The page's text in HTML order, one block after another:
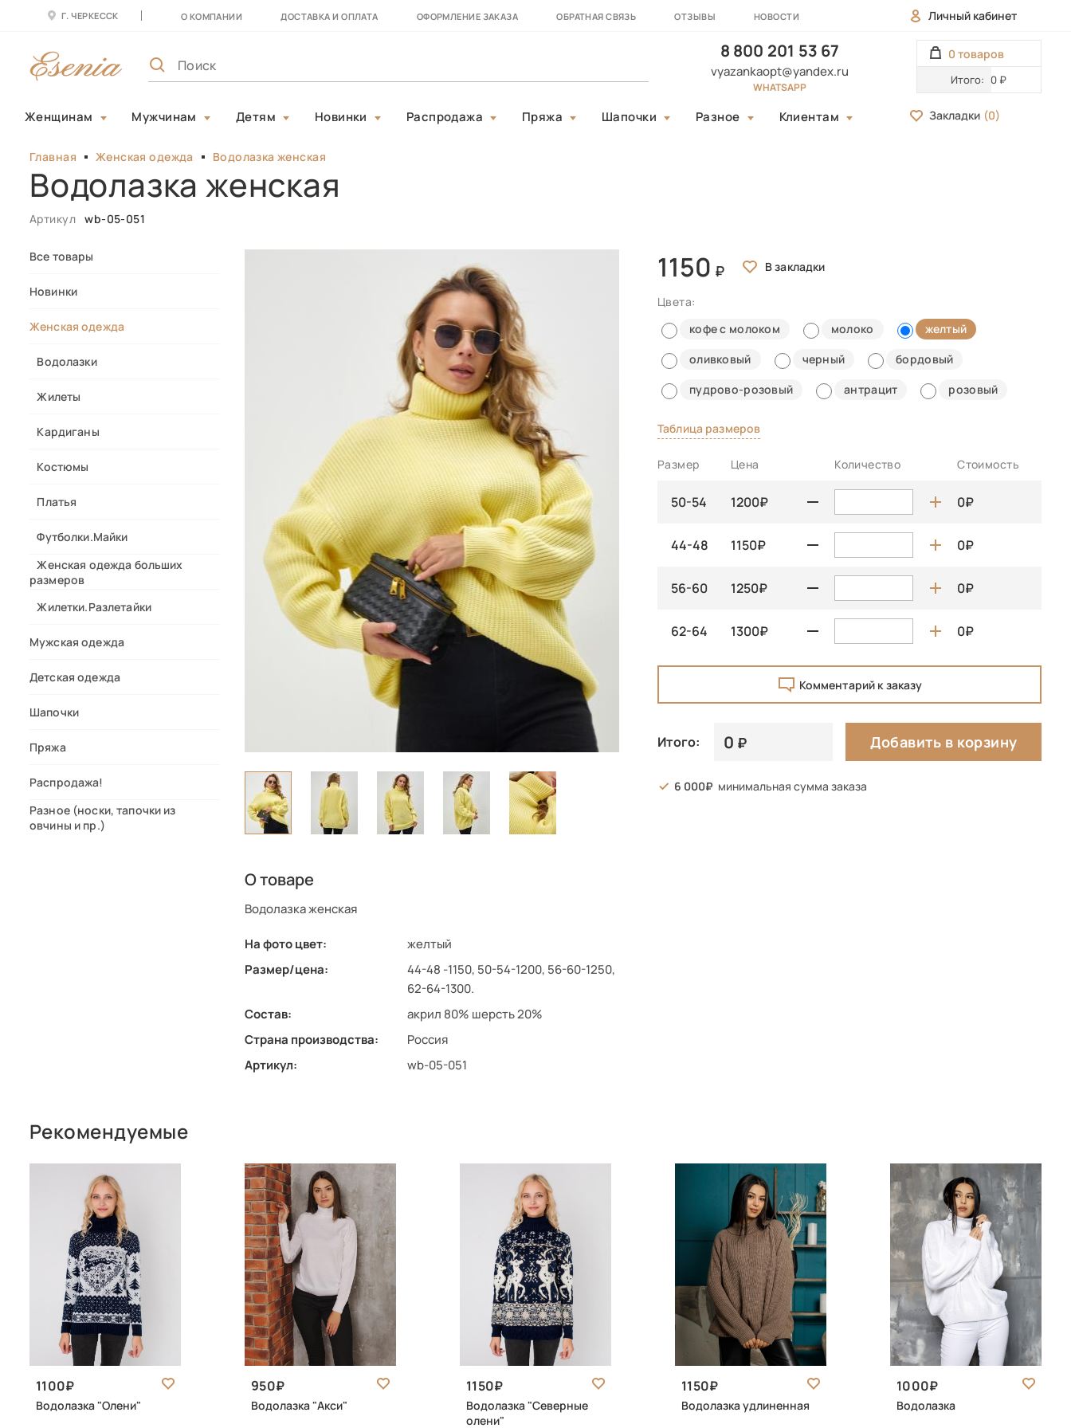
Г. ЧЕРКЕССК О КОМПАНИИ ДОСТАВКА И ОПЛАТА ОФОРМЛЕНИЕ ЗАКАЗА ОБРАТНАЯ СВЯЗЬ ОТЗЫВЫ НОВОСТИ Личный кабинет
8 800 201 53 67
vyazankaopt@yandex.ru
WHATSAPP
0 товаров
Итого: 0 ₽
Женщинам Мужчинам Детям Новинки Распродажа Пряжа Шапочки Разное Клиентам Закладки (0)
Главная Женская одежда Водолазка женская
Водолазка женская
Артикул wb-05-051
Все товары
Новинки
Женская одежда
Водолазки
Жилеты
Кардиганы
Костюмы
Платья
Футболки.Майки
Женская одежда больших
размеров
Жилетки.Разлетайки
Мужская одежда
Детская одежда
Шапочки
Пряжа
Распродажа!
Разное (носки, тапочки из
овчины и пр.)
О товаре
Водолазка женская
На фото цвет:
желтый
Размер/цена:
44-48 -1150, 50-54-1200, 56-60-1250,
62-64-1300.
Состав:
акрил 80% шерсть 20%
Страна производства:
Россия
Артикул:
wb-05-051
1150
Цвета:
кофе с молоком
молоко
желтый
оливковый
черный
бордовый
пудрово-розовый
антрацит розовый
Таблица размеров
Размер Цена Количество Стоимость
50-54 1200 0
44-48 1150 0
56-60 1250 0
62-64 1300 0
Комментарий к заказу
Итого: 0 Добавить в корзину
6 000 минимальная сумма заказа
Рекомендуемые
1100
Водолазка "Олени"
950
Водолазка "Акси"
1150
Водолазка "Северные
олени"
1150
Водолазка удлиненная
1000
Водолазка